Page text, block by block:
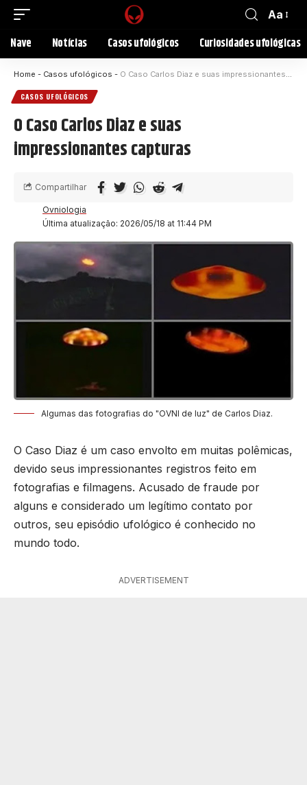
Aa
Nave Notícias Casos ufológicos Curiosidades ufológicas
Home - Casos ufológicos - O Caso Carlos Diaz e suas impressionantes capturas
CASOS UFOLÓGICOS
O Caso Carlos Diaz e suas
impressionantes capturas
Última atualização: 2026/05/18 at 11:44 PM
Ovniologia
Compartilhar
Algumas das fotografias do "OVNI de luz" de Carlos Diaz.
O Caso Diaz é um caso envolto em muitas polêmicas,
devido seus impressionantes registros feito em
fotografias e filmagens. Acusado de fraude por
alguns e considerado um legítimo contato por
outros, seu episódio ufológico é conhecido no
mundo todo.
ADVERTISEMENT